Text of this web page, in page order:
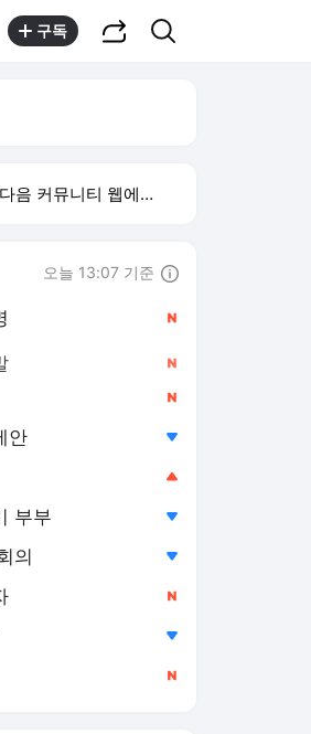
구독
커뮤니티 웹에서 보기
오늘 13:07 기준
안
부부
의